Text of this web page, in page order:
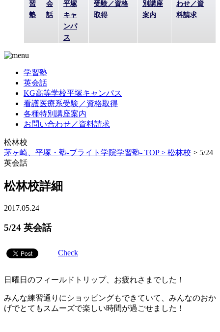
習
塾
会
話
平塚
キャ
ンパ
ス
受験／資格
取得
別講座
案内
わせ／資
料請求
学習塾
英会話
KG高等学校平塚キャンパス
看護医療系受験／資格取得
各種特別講座案内
お問い合わせ／資料請求
松林校
茅ヶ崎、平塚・塾-ブライト学院学習塾- TOP > 松林校 > 5/24
英会話
松林校詳細
2017.05.24
5/24 英会話
Check
日曜日のフィールドトリップ、お疲れさまでした！
みんな練習通りにショッピングもできていて、みんなのおか
げでとてもスムーズで楽しい時間が過ごせました！